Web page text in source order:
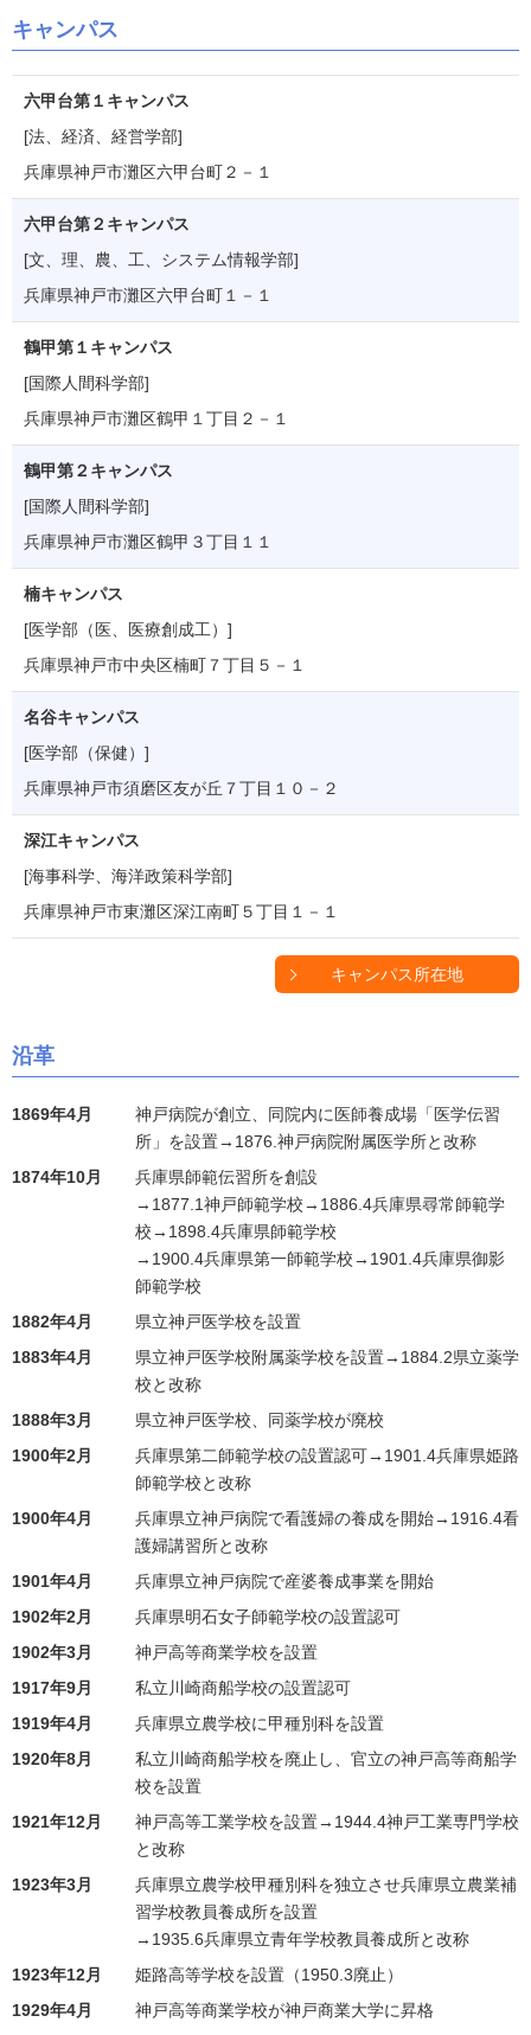
キャンパス
六甲台第１キャンパス
[法、経済、経営学部]
兵庫県神戸市灘区六甲台町２－１
六甲台第２キャンパス
[文、理、農、工、システム情報学部]
兵庫県神戸市灘区六甲台町１－１
鶴甲第１キャンパス
[国際人間科学部]
兵庫県神戸市灘区鶴甲１丁目２－１
鶴甲第２キャンパス
[国際人間科学部]
兵庫県神戸市灘区鶴甲３丁目１１
楠キャンパス
[医学部（医、医療創成工）]
兵庫県神戸市中央区楠町７丁目５－１
名谷キャンパス
[医学部（保健）]
兵庫県神戸市須磨区友が丘７丁目１０－２
深江キャンパス
[海事科学、海洋政策科学部]
兵庫県神戸市東灘区深江南町５丁目１－１
キャンパス所在地
沿革
1869年4月
神戸病院が創立、同院内に医師養成場「医学伝習
所」を設置→1876.神戸病院附属医学所と改称
1874年10月
兵庫県師範伝習所を創設
→1877.1神戸師範学校→1886.4兵庫県尋常師範学
校→1898.4兵庫県師範学校
→1900.4兵庫県第一師範学校→1901.4兵庫県御影
師範学校
1882年4月
県立神戸医学校を設置
1883年4月
県立神戸医学校附属薬学校を設置→1884.2県立薬学
校と改称
1888年3月
県立神戸医学校、同薬学校が廃校
1900年2月
兵庫県第二師範学校の設置認可→1901.4兵庫県姫路
師範学校と改称
1900年4月
兵庫県立神戸病院で看護婦の養成を開始→1916.4看
護婦講習所と改称
1901年4月
兵庫県立神戸病院で産婆養成事業を開始
1902年2月
兵庫県明石女子師範学校の設置認可
1902年3月
神戸高等商業学校を設置
1917年9月
私立川崎商船学校の設置認可
1919年4月
兵庫県立農学校に甲種別科を設置
1920年8月
私立川崎商船学校を廃止し、官立の神戸高等商船学
校を設置
1921年12月
神戸高等工業学校を設置→1944.4神戸工業専門学校
と改称
1923年3月
兵庫県立農学校甲種別科を独立させ兵庫県立農業補
習学校教員養成所を設置
→1935.6兵庫県立青年学校教員養成所と改称
1923年12月
姫路高等学校を設置（1950.3廃止）
1929年4月
神戸高等商業学校が神戸商業大学に昇格